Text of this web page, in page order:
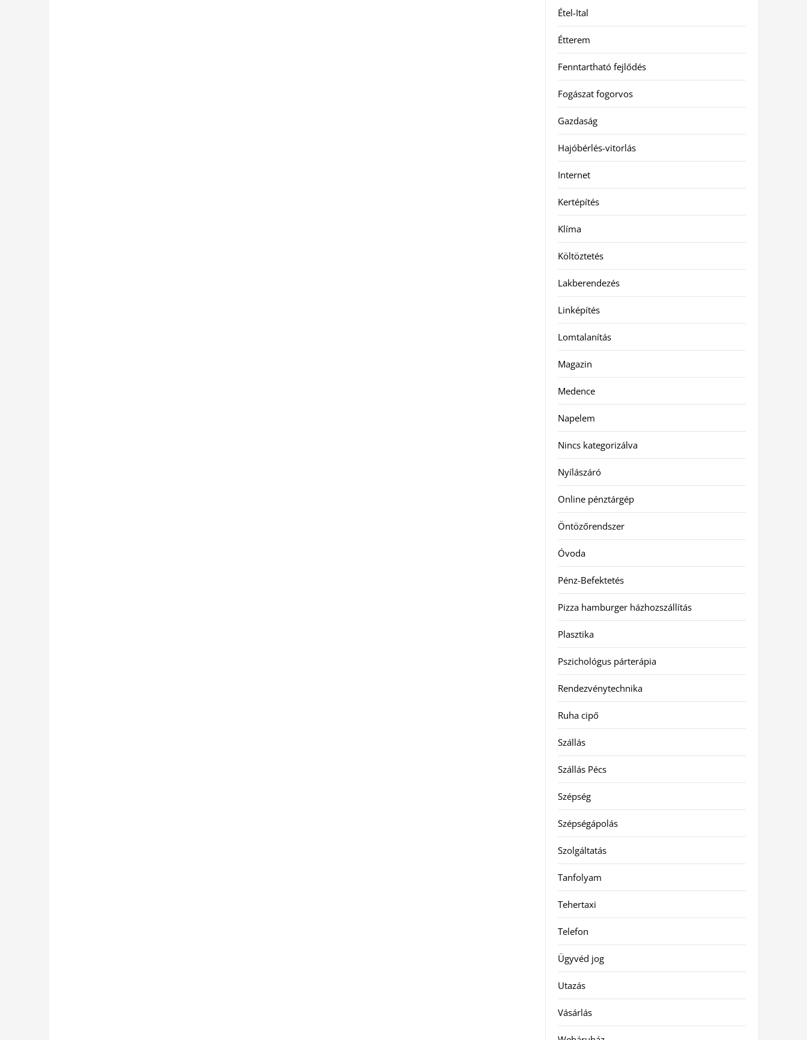
Étel-Ital
Étterem
Fenntartható fejlődés
Fogászat fogorvos
Gazdaság
Hajóbérlés-vitorlás
Internet
Kertépítés
Klíma
Költöztetés
Lakberendezés
Linképítés
Lomtalanítás
Magazin
Medence
Napelem
Nincs kategorizálva
Nyílászáró
Online pénztárgép
Öntözőrendszer
Óvoda
Pénz-Befektetés
Pizza hamburger házhozszállítás
Plasztika
Pszichológus párterápia
Rendezvénytechnika
Ruha cipő
Szállás
Szállás Pécs
Szépség
Szépségápolás
Szolgáltatás
Tanfolyam
Tehertaxi
Telefon
Ügyvéd jog
Utazás
Vásárlás